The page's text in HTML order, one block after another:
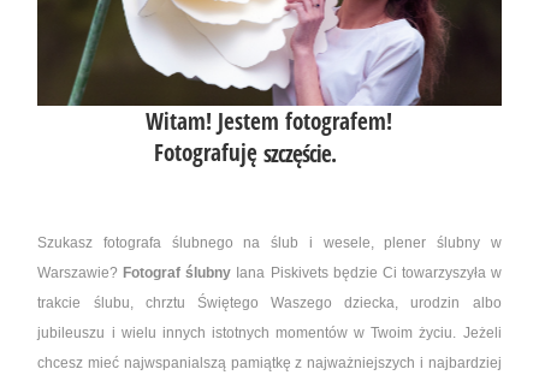
Witam! Jestem fotografem!
Fotografujęszczęście.
Szukasz fotografa ślubnego na ślub i wesele, plener ślubny w
Warszawie?Fotograf ślubny Iana Piskivets będzie Ci towarzyszyła w
trakcie ślubu, chrztu Świętego Waszego dziecka, urodzin albo
jubileuszu i wielu innych istotnych momentów w Twoim życiu. Jeżeli
chcesz mieć najwspanialszą pamiątkę z najważniejszych i najbardziej